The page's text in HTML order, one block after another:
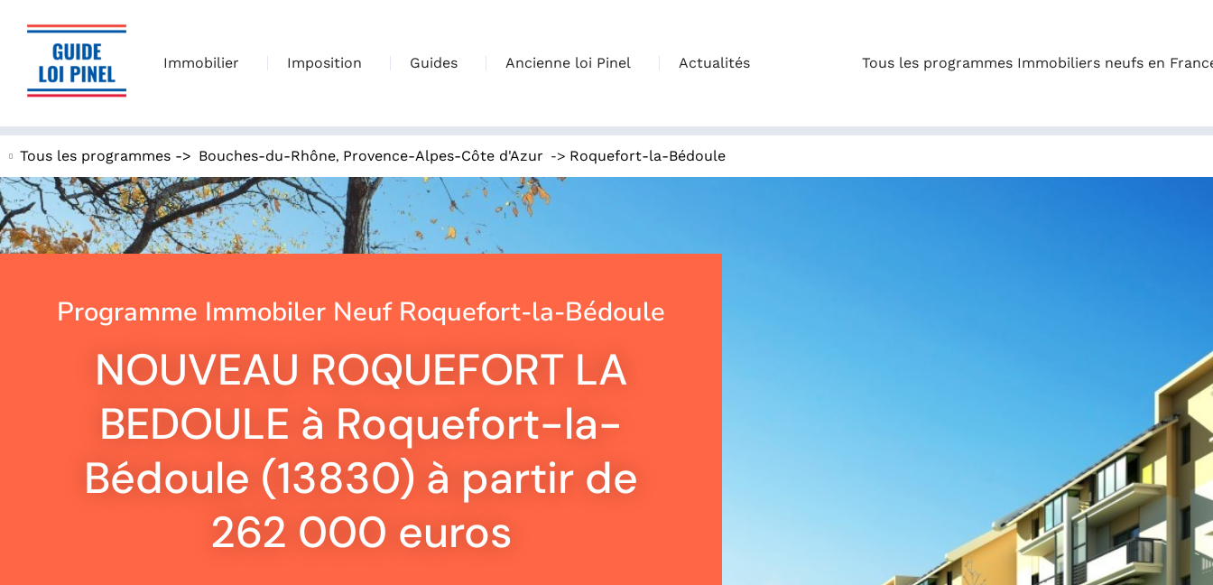
Immobilier Imposition Guides Ancienne loi Pinel Actualités Tous les programmes Immobiliers neufs en
Tous les programmes -> Bouches-du-Rhône, Provence-Alpes-Côte d'Azur -> Roquefort-la-Bédoule
Programme Immobiler Neuf Roquefort-la-Bédoule
NOUVEAU ROQUEFORT LA
BEDOULE à Roquefort-la-
Bédoule (13830) à partir de
262 000 euros